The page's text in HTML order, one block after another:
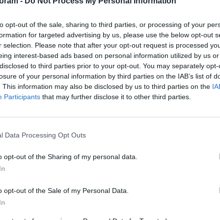
opt-out of the sale, sharing to third parties, or processing of your
for targeted advertising by us, please use the below opt-out
selection. Please note that after your opt-out request is processed
interest-based ads based on personal information utilized by us
to third parties prior to your opt-out. You may separately
of your personal information by third parties on the IAB’s list of
This information may also be disclosed by us to third parties on the
Participants that may further disclose it to other third parties.
Data Processing Opt Outs
opt-out of the Sharing of my personal data.
opt-out of the Sale of my Personal Data.
i zástupci Svaté Hory o možnosti opravy cesty podél
s panem farářem také o tom, že by práce mohla některá
že když už bude mít dodavatel při opravě aleje na místě
této cesty u něj, i když víme, že nyní nemá mnoho
starosta Jan Konvalinka s tím, že jednání v tomto
všichni zastupitelé.
podle něj mohlo přispět například formou daru na opravu